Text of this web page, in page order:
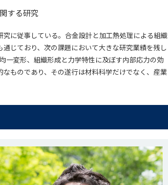
する研究
に従事している。合金設計と加工熱処理による組織
じており、次の課題において大きな研究業績を残し
一変形、組織形成と力学特性に及ぼす内部応力の効
ものであり、その遂行は材料科学だけでなく、産業